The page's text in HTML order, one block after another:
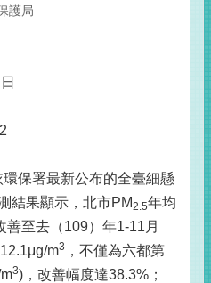
護局
保署最新公布的全臺細懸
結果顯示，北市PM2.5年均
善至去（109）年1-11月
m3 ，不僅為六都第
3)，改善幅度達38.3%；